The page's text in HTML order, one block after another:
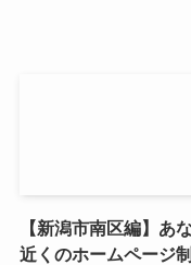
【新潟市南区編】あ
近くのホームページ